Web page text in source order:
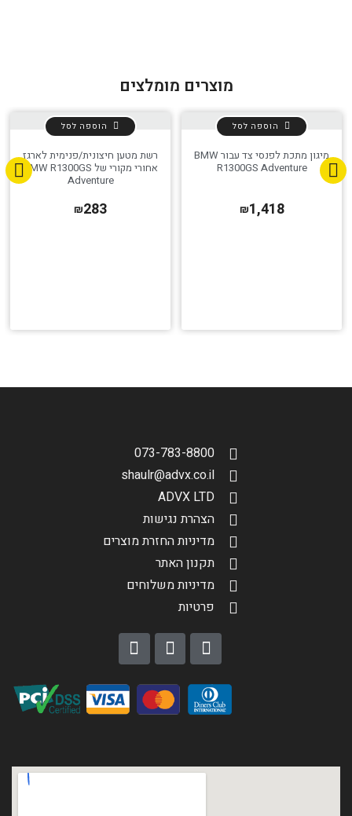
מוצרים מומלצים
מיגון מתכת לפנסי צד עבור BMW
R1300GS Adventure
₪1,418
הוספה לסל
רשת מטען חיצונית/פנימית לארגז
אחורי מקורי של BMW R1300GS
Adventure
₪283
הוספה לסל
073-783-8800
shaulr@advx.co.il
ADVX LTD
הצהרת נגישות
מדיניות החזרת מוצרים
תקנון האתר
מדיניות משלוחים
פרטיות
הגדר סוג האופנוע שלך אפס